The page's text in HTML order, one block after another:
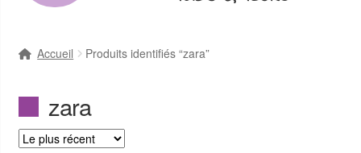
Accueil Produits identifiés “zara”
zara